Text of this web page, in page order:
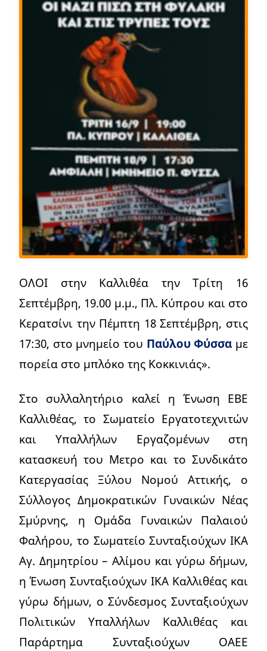
ΟΛΟΙ στην Καλλιθέα την Τρίτη 16
Σεπτέμβρη, 19.00 μ.μ., Πλ. Κύπρου και στο
Κερατσίνι την Πέμπτη 18 Σεπτέμβρη, στις
17:30, στο μνημείο του Παύλου Φύσσα με
πορεία στο μπλόκο της Κοκκινιάς».
Στο συλλαλητήριο καλεί η Ένωση ΕΒΕ
Καλλιθέας, το Σωματείο Εργατοτεχνιτών
και Υπαλλήλων Εργαζομένων στη
κατασκευή του Μετρο και το Συνδικάτο
Κατεργασίας Ξύλου Νομού Αττικής, ο
Σύλλογος Δημοκρατικών Γυναικών Νέας
Σμύρνης, η Ομάδα Γυναικών Παλαιού
Φαλήρου, το Σωματείο Συνταξιούχων ΙΚΑ
Αγ. Δημητρίου – Αλίμου και γύρω δήμων,
η Ένωση Συνταξιούχων ΙΚΑ Καλλιθέας και
γύρω δήμων, ο Σύνδεσμος Συνταξιούχων
Πολιτικών Υπαλλήλων Καλλιθέας και
Παράρτημα Συνταξιούχων ΟΑΕΕ